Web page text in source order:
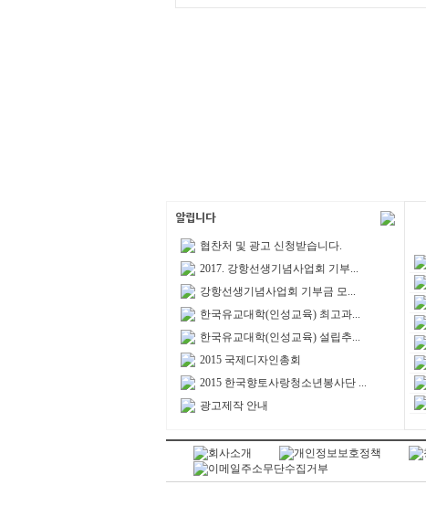
협찬처 및 광고 신청받습니다.
2017. 강항선생기념사업회 기부...
강항선생기념사업회 기부금 모...
한국유교대학(인성교육) 최고과...
한국유교대학(인성교육) 설립추...
2015 국제디자인총회
2015 한국향토사랑청소년봉사단 ...
광고제작 안내